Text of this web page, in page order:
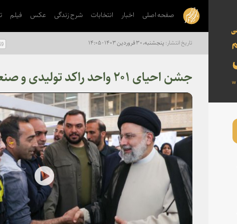
صفحه اصلی اخبار انتخابات شرح زندگی عکس فیلم
پنجشنبه، ۳۰ فروردین ۱۴۰۳ - ۱۴:۰۵
جشن احیای ۲۰۱ واحد راکد تولیدی و صنعتی در استان
Play